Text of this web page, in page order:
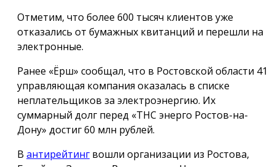
Отметим, что более 600 тысяч клиентов уже
отказались от бумажных квитанций и перешли на
электронные.
Ранее «Ёрш» сообщал, что в Ростовской области 41
управляющая компания оказалась в списке
неплательщиков за электроэнергию. Их
суммарный долг перед «ТНС энерго Ростов-на-
Дону» достиг 60 млн рублей.
В антирейтинг вошли организации из Ростова,